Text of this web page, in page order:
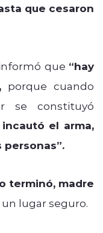
que cesaron
que “hay
porque cuando
se constituyó
el arma,
terminó, madre
un lugar seguro.